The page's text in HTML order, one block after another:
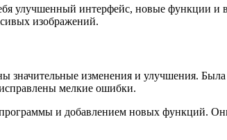
улучшенный интерфейс, новые функции и
изображений.
изменения и улучшения.
мелкие ошибки.
и добавлением новых функций.